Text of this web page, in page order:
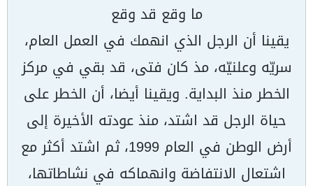
ما وقع قد وقع
يقينا أن الرجل الذي انهمك في العمل العام،
سريّه وعلنيّه، مذ كان فتى، قد بقي في مركز
الخطر منذ البداية. ويقينا أيضا، أن الخطر على
حياة الرجل قد اشتد، منذ عودته الأخيرة إلى
أرض الوطن في العام 1999، ثم اشتد أكثر مع
اشتعال الانتفاضة وانهماكه في نشاطاتها،